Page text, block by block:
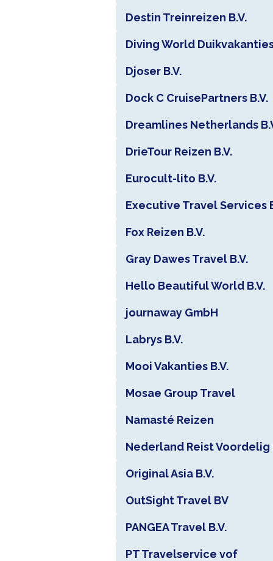
Destin Treinreizen B.V.
Diving World
Djoser B.V.
Dock C CruisePartners B.V.
Dreamlines Netherlands
DrieTour Reizen B.V.
Eurocult-lito B.V.
Executive Travel Services
Fox Reizen B.V.
Gray Dawes Travel B.V.
Hello Beautiful World B.V.
journaway GmbH
Labrys B.V.
Mooi Vakanties B.V.
Mosae Group Travel
Namasté Reizen
Nederland Reist Voordelig
Original Asia B.V.
OutSight Travel BV
PANGEA Travel B.V.
PT Travelservice vof